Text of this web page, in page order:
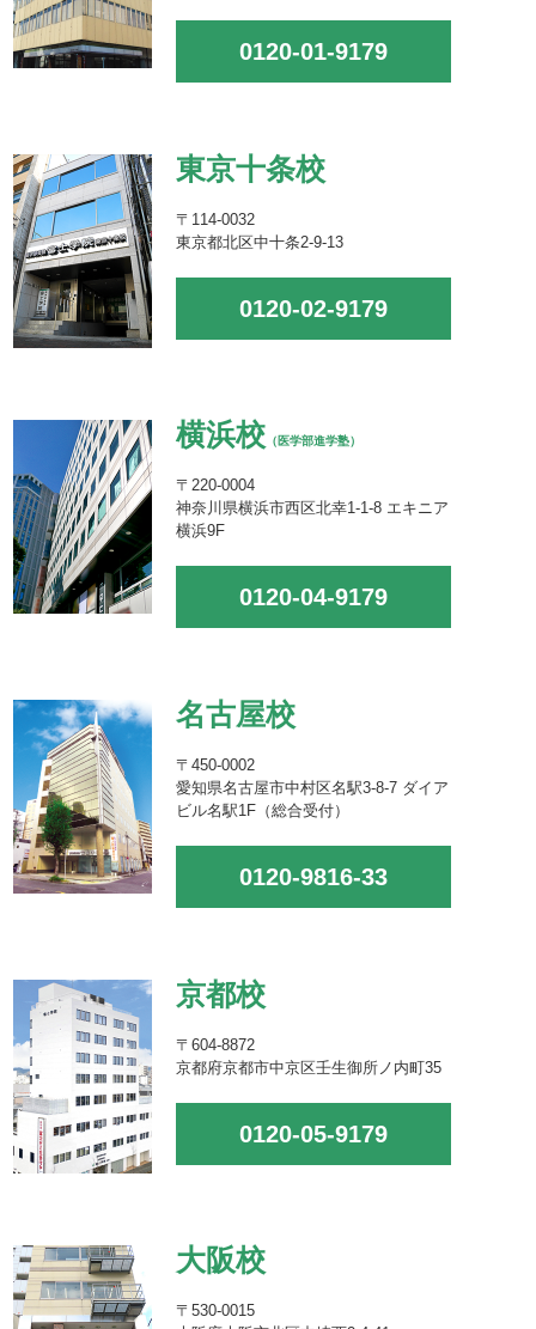
0120-01-9179
東京十条校
〒114-0032
東京都北区中十条2-9-13
0120-02-9179
横浜校 （医学部進学塾）
〒220-0004
神奈川県横浜市西区北幸1-1-8 エキニア
横浜9F
0120-04-9179
名古屋校
〒450-0002
愛知県名古屋市中村区名駅3-8-7 ダイア
ビル名駅1F（総合受付）
0120-9816-33
京都校
〒604-8872
京都府京都市中京区壬生御所ノ内町35
0120-05-9179
大阪校
〒530-0015